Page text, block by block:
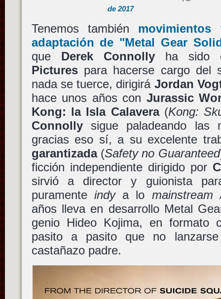
de 2017
Tenemos también
adaptación de "Metal Gear
que Derek Connollyha sido
Picturespara hacerse cargo del
nada se tuerce, dirigirá Jordan
hace unos años con Jurassic
Kong: la Isla Calavera(Kong:
Connollysigue paladeando las
gracias eso sí, a su excelente
garantizada(Safety no Guaranteed
ficción independiente dirigido por
sirvió a director y guionista
puramente indya lo mainstream
años lleva en desarrollo Metal
genio Hideo Kojima, en formato
pasito a pasito que no
castañazo padre.